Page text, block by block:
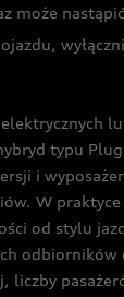
może
typu
i
W
od stylu
odbiorników
liczby